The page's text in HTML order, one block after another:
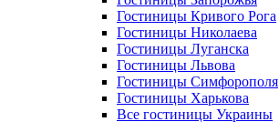
Гостиницы Кривого Рога
Гостиницы Николаева
Гостиницы Луганска
Гостиницы Львова
Гостиницы Симфорополя
Гостиницы Харькова
Все гостиницы Украины